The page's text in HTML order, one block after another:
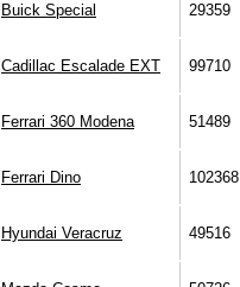
Buick Special 29359
Cadillac Escalade EXT 99710
Ferrari 360 Modena 51489
Ferrari Dino 102368
Hyundai Veracruz 49516